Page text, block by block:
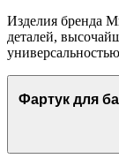
Изделия бренда
деталей,
Фартук для